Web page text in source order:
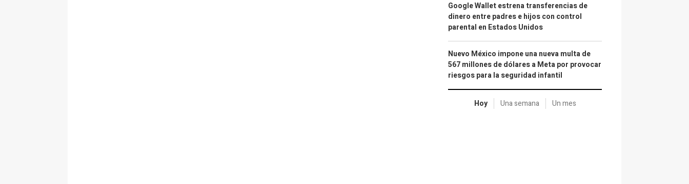
Google Wallet estrena transferencias de
dinero entre padres e hijos con control
parental en Estados Unidos
Nuevo México impone una nueva multa de
567 millones de dólares a Meta por provocar
riesgos para la seguridad infantil
Hoy Una semana Un mes